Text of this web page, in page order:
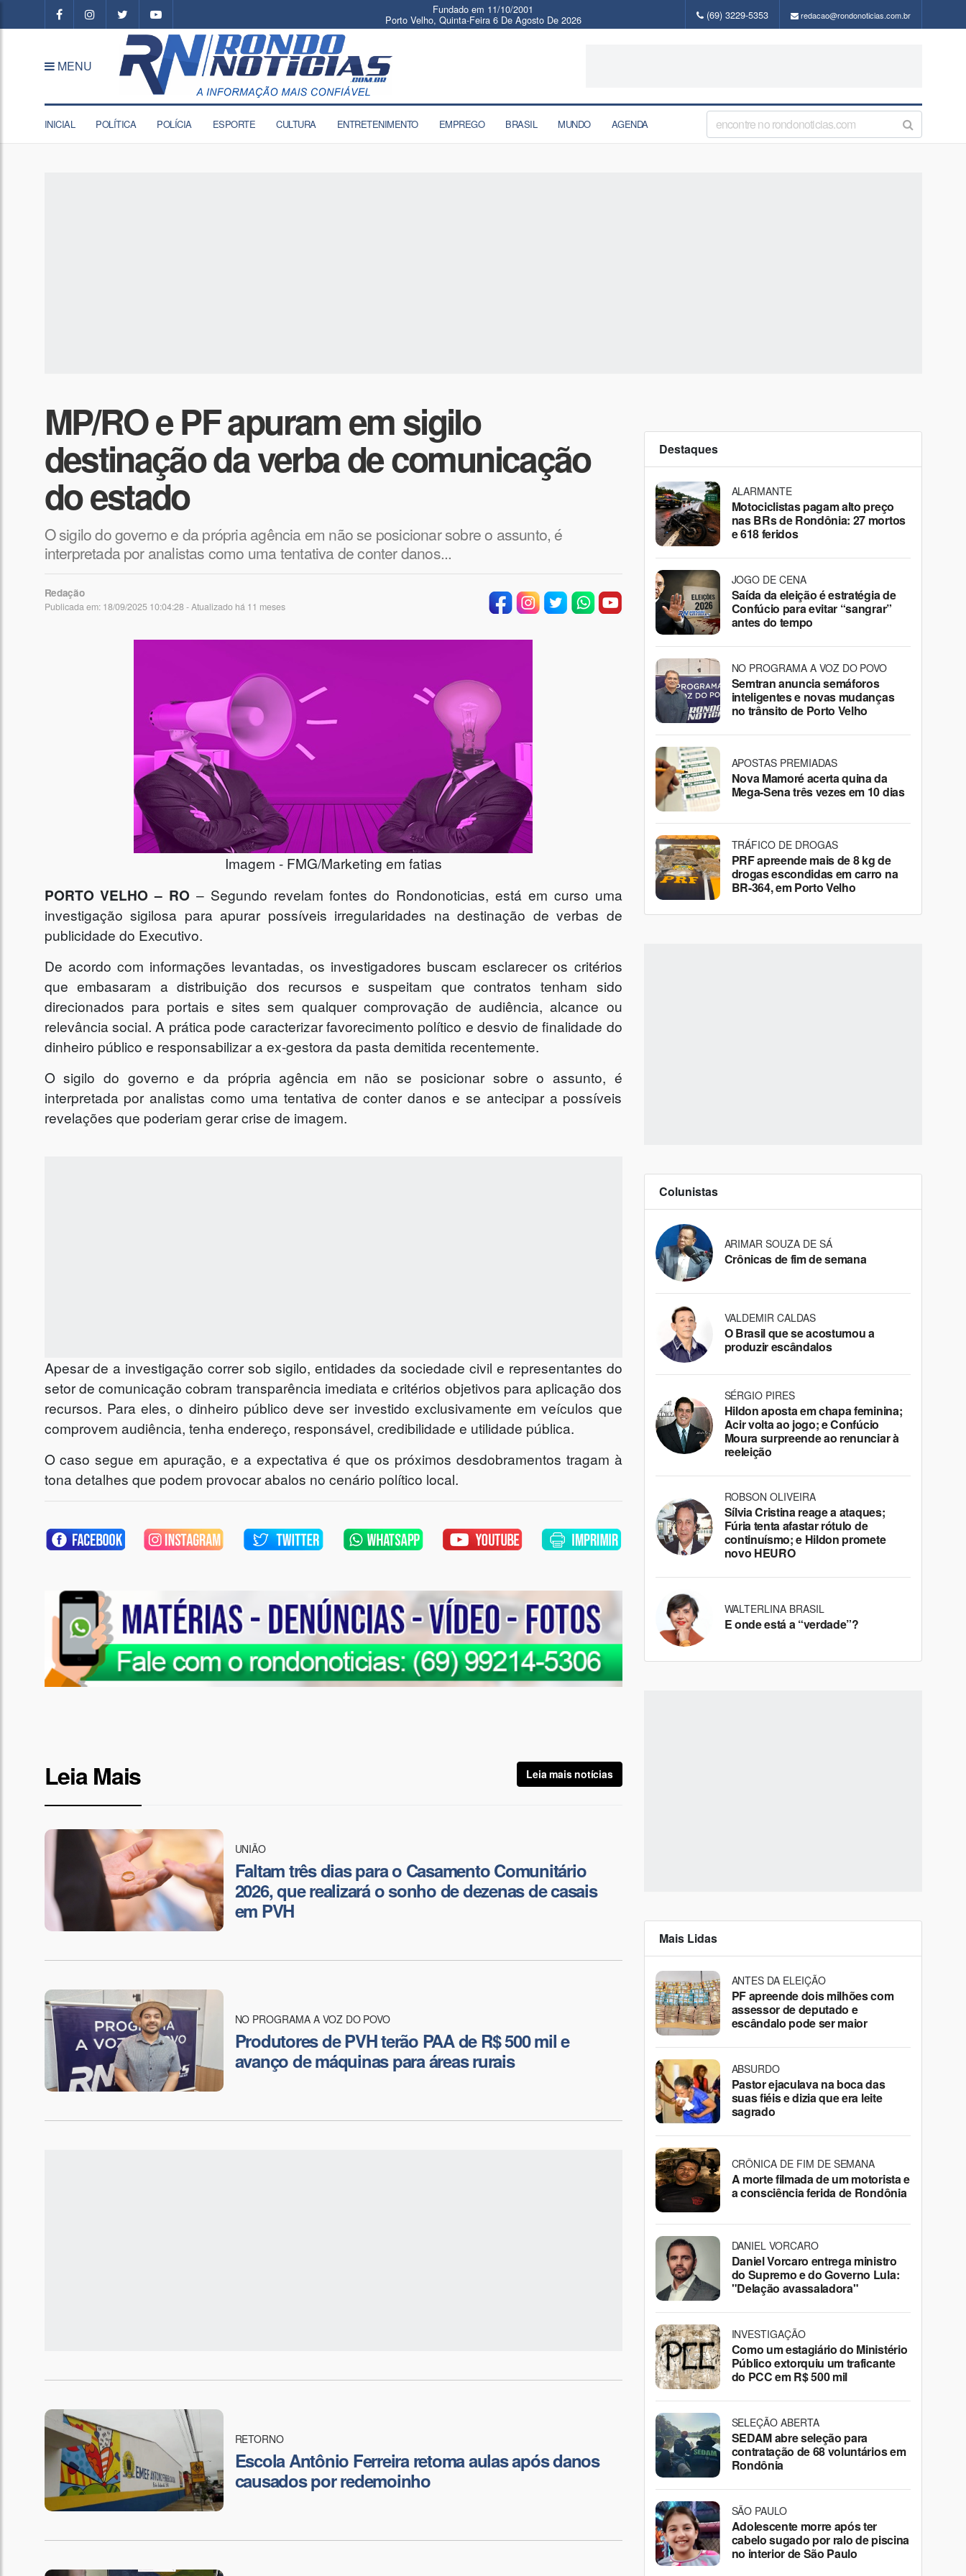
Fundado em 11/10/2001
Porto Velho, Quinta-Feira 6 De Agosto De 2026 (69) 3229-5353 redacao@rondonoticias.com.br
MENU
INICIAL POLÍTICA POLÍCIA ESPORTE CULTURA ENTRETENIMENTO EMPREGO BRASIL MUNDO AGENDA
MP/RO e PF apuram em sigilo
destinação da verba de comunicação
do estado
O sigilo do governo e da própria agência em não se posicionar sobre o assunto, é
interpretada por analistas como uma tentativa de conter danos...
Redação
Publicada em: 18/09/2025 10:04:28 - Atualizado há 11 meses
Imagem - FMG/Marketing em fatias
PORTO VELHO – RO – Segundo revelam fontes do Rondonoticias, está em curso uma
investigação sigilosa para apurar possíveis irregularidades na destinação de verbas de
publicidade do Executivo.
De acordo com informações levantadas, os investigadores buscam esclarecer os critérios
que embasaram a distribuição dos recursos e suspeitam que contratos tenham sido
direcionados para portais e sites sem qualquer comprovação de audiência, alcance ou
relevância social. A prática pode caracterizar favorecimento político e desvio de finalidade do
dinheiro público e responsabilizar a ex-gestora da pasta demitida recentemente.
O sigilo do governo e da própria agência em não se posicionar sobre o assunto, é
interpretada por analistas como uma tentativa de conter danos e se antecipar a possíveis
revelações que poderiam gerar crise de imagem.
Apesar de a investigação correr sob sigilo, entidades da sociedade civil e representantes do
setor de comunicação cobram transparência imediata e critérios objetivos para aplicação dos
recursos. Para eles, o dinheiro público deve ser investido exclusivamente em veículos que
comprovem audiência, tenha endereço, responsável, credibilidade e utilidade pública.
O caso segue em apuração, e a expectativa é que os próximos desdobramentos tragam à
tona detalhes que podem provocar abalos no cenário político local.
Leia Mais Leia mais notícias
UNIÃO
Faltam três dias para o Casamento Comunitário
2026, que realizará o sonho de dezenas de casais
em PVH
NO PROGRAMA A VOZ DO POVO
Produtores de PVH terão PAA de R$ 500 mil e
avanço de máquinas para áreas rurais
RETORNO
Escola Antônio Ferreira retoma aulas após danos
causados por redemoinho
Destaques
ALARMANTE
Motociclistas pagam alto preço
nas BRs de Rondônia: 27 mortos
e 618 feridos
JOGO DE CENA
Saída da eleição é estratégia de
Confúcio para evitar “sangrar”
antes do tempo
NO PROGRAMA A VOZ DO POVO
Semtran anuncia semáforos
inteligentes e novas mudanças
no trânsito de Porto Velho
APOSTAS PREMIADAS
Nova Mamoré acerta quina da
Mega-Sena três vezes em 10 dias
TRÁFICO DE DROGAS
PRF apreende mais de 8 kg de
drogas escondidas em carro na
BR-364, em Porto Velho
Colunistas
ARIMAR SOUZA DE SÁ
Crônicas de fim de semana
VALDEMIR CALDAS
O Brasil que se acostumou a
produzir escândalos
SÉRGIO PIRES
Hildon aposta em chapa feminina;
Acir volta ao jogo; e Confúcio
Moura surpreende ao renunciar à
reeleição
ROBSON OLIVEIRA
Sílvia Cristina reage a ataques;
Fúria tenta afastar rótulo de
continuísmo; e Hildon promete
novo HEURO
WALTERLINA BRASIL
E onde está a “verdade”?
Mais Lidas
ANTES DA ELEIÇÃO
PF apreende dois milhões com
assessor de deputado e
escândalo pode ser maior
ABSURDO
Pastor ejaculava na boca das
suas fiéis e dizia que era leite
sagrado
CRÔNICA DE FIM DE SEMANA
A morte filmada de um motorista e
a consciência ferida de Rondônia
DANIEL VORCARO
Daniel Vorcaro entrega ministro
do Supremo e do Governo Lula:
"Delação avassaladora"
INVESTIGAÇÃO
Como um estagiário do Ministério
Público extorquiu um traficante
do PCC em R$ 500 mil
SELEÇÃO ABERTA
SEDAM abre seleção para
contratação de 68 voluntários em
Rondônia
SÃO PAULO
Adolescente morre após ter
cabelo sugado por ralo de piscina
no interior de São Paulo